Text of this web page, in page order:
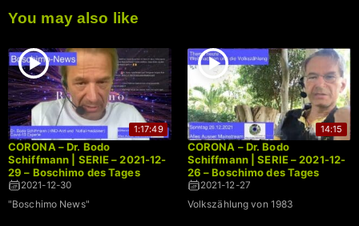
You may also like
1:17:49
CORONA – Dr. Bodo
Schiffmann | SERIE – 2021-12-
29 – Boschimo des Tages
2021-12-30
"Boschimo News"
14:15
CORONA – Dr. Bodo
Schiffmann | SERIE – 2021-12-
26 – Boschimo des Tages
2021-12-27
Volkszählung von 1983